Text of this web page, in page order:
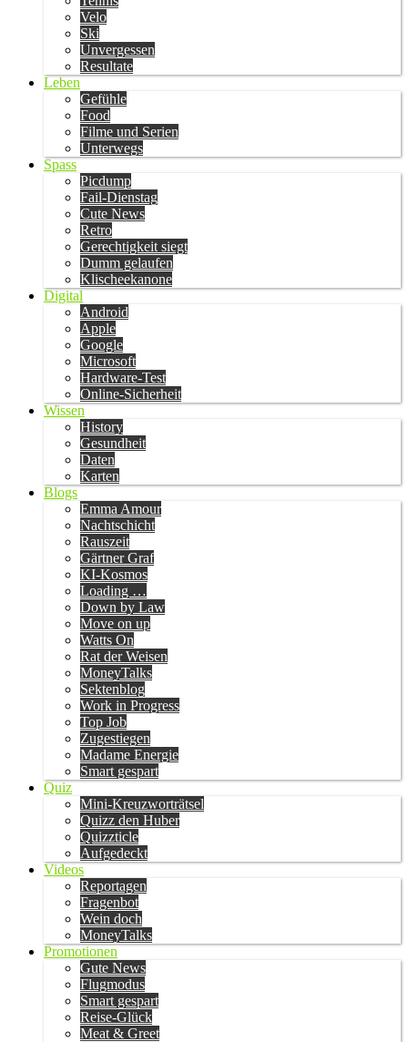
Velo
Ski
Unvergessen
Resultate
Leben
Gefühle
Food
Filme und Serien
Unterwegs
Spass
Picdump
Fail-Dienstag
Cute News
Retro
Gerechtigkeit siegt
Dumm gelaufen
Klischeekanone
Digital
Android
Apple
Google
Microsoft
Hardware-Test
Online-Sicherheit
Wissen
History
Gesundheit
Daten
Karten
Blogs
Emma Amour
Nachtschicht
Rauszeit
Gärtner Graf
KI-Kosmos
Loading …
Down by Law
Move on up
Watts On
Rat der Weisen
MoneyTalks
Sektenblog
Work in Progress
Top Job
Zugestiegen
Madame Energie
Smart gespart
Quiz
Mini-Kreuzworträtsel
Quizz den Huber
Quizzticle
Aufgedeckt
Videos
Reportagen
Fragenbot
Wein doch
MoneyTalks
Promotionen
Gute News
Flugmodus
Smart gespart
Reise-Glück
Meat & Greet